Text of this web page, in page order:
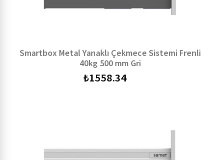
Smartbox Metal Yanaklı Çekmece Sistemi Frenli
40kg 500 mm Gri
₺1558.34